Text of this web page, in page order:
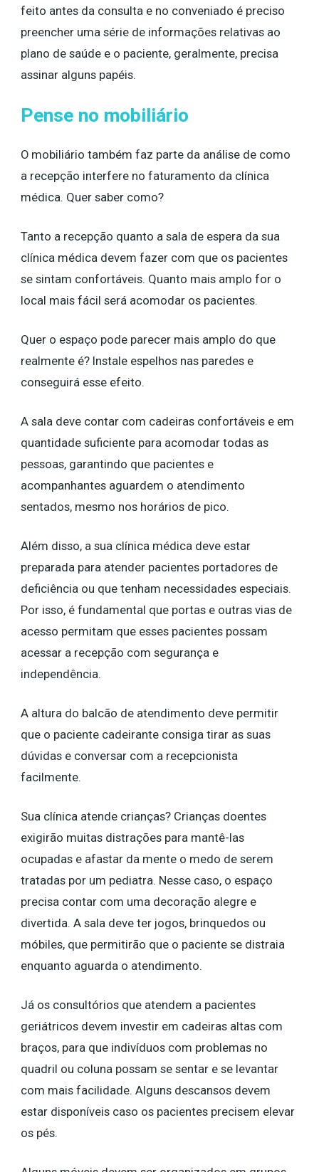
feito antes da consulta e no conveniado é preciso
preencher uma série de informações relativas ao
plano de saúde e o paciente, geralmente, precisa
assinar alguns papéis.
Pense no mobiliário
O mobiliário também faz parte da análise de como
a recepção interfere no faturamento da clínica
médica. Quer saber como?
Tanto a recepção quanto a sala de espera da sua
clínica médica devem fazer com que os pacientes
se sintam confortáveis. Quanto mais amplo for o
local mais fácil será acomodar os pacientes.
Quer o espaço pode parecer mais amplo do que
realmente é? Instale espelhos nas paredes e
conseguirá esse efeito.
A sala deve contar com cadeiras confortáveis e em
quantidade suficiente para acomodar todas as
pessoas, garantindo que pacientes e
acompanhantes aguardem o atendimento
sentados, mesmo nos horários de pico.
Além disso, a sua clínica médica deve estar
preparada para atender pacientes portadores de
deficiência ou que tenham necessidades especiais.
Por isso, é fundamental que portas e outras vias de
acesso permitam que esses pacientes possam
acessar a recepção com segurança e
independência.
A altura do balcão de atendimento deve permitir
que o paciente cadeirante consiga tirar as suas
dúvidas e conversar com a recepcionista
facilmente.
Sua clínica atende crianças? Crianças doentes
exigirão muitas distrações para mantê-las
ocupadas e afastar da mente o medo de serem
tratadas por um pediatra. Nesse caso, o espaço
precisa contar com uma decoração alegre e
divertida. A sala deve ter jogos, brinquedos ou
móbiles, que permitirão que o paciente se distraia
enquanto aguarda o atendimento.
Já os consultórios que atendem a pacientes
geriátricos devem investir em cadeiras altas com
braços, para que indivíduos com problemas no
quadril ou coluna possam se sentar e se levantar
com mais facilidade. Alguns descansos devem
estar disponíveis caso os pacientes precisem elevar
os pés.